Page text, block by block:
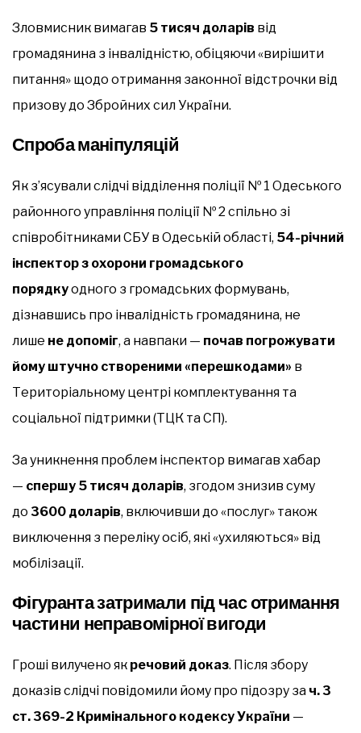
Зловмисник вимагав 5 тисяч доларів від
громадянина з інвалідністю, обіцяючи «вирішити
питання» щодо отримання законної відстрочки від
призову до Збройних сил України.
Спроба маніпуляцій
Як з’ясували слідчі відділення поліції № 1 Одеського
районного управління поліції № 2 спільно зі
співробітниками СБУ в Одеській області, 54-річний
інспектор з охорони громадського
порядкуодного з громадських формувань,
дізнавшись про інвалідність громадянина, не
лише не допоміг, а навпаки — почав погрожувати
йому штучно створеними «перешкодами» в
Територіальному центрі комплектування та
соціальної підтримки (ТЦК та СП).
За уникнення проблем інспектор вимагав хабар
— спершу 5 тисяч доларів, згодом знизив суму
до 3600 доларів, включивши до «послуг» також
виключення з переліку осіб, які «ухиляються» від
мобілізації.
Фігуранта затримали під час отримання
частини неправомірної вигоди
Гроші вилучено як речовий доказ. Після збору
доказів слідчі повідомили йому про підозру за ч. 3
ст. 369-2 Кримінального кодексу України —